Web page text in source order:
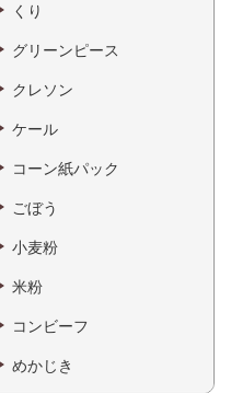
くり
グリーンピース
クレソン
ケール
コーン紙パック
ごぼう
小麦粉
米粉
コンビーフ
めかじき